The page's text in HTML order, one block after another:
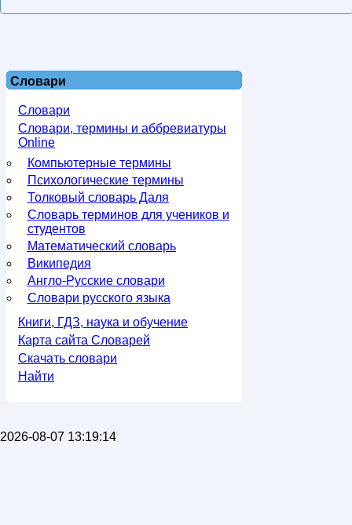
Словари
Словари
Словари, термины и аббревиатуры
Online
Компьютерные термины
Психологические термины
Толковый словарь Даля
Словарь терминов для учеников и
студентов
Математический словарь
Википедия
Англо-Русские словари
Словари русского языка
Книги, ГДЗ, наука и обучение
Карта сайта Словарей
Скачать словари
Найти
2026-08-07 13:19:14